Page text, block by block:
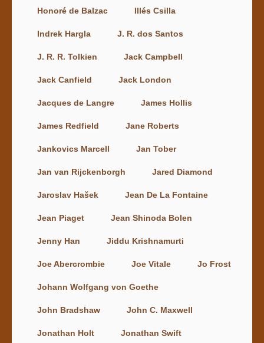
Honoré de Balzac Illés Csilla
Indrek Hargla J. R. dos Santos
J. R. R. Tolkien Jack Campbell
Jack Canfield Jack London
Jacques de Langre James Hollis
James Redfield Jane Roberts
Jankovics Marcell Jan Tober
Jan van Rijckenborgh Jared Diamond
Jaroslav Hašek Jean De La Fontaine
Jean Piaget Jean Shinoda Bolen
Jenny Han Jiddu Krishnamurti
Joe Abercrombie Joe Vitale Jo Frost
Johann Wolfgang von Goethe
John Bradshaw John C. Maxwell
Jonathan Holt Jonathan Swift